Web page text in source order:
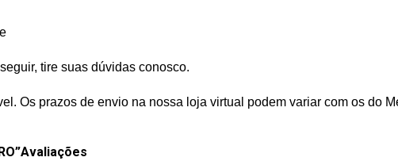
tire suas dúvidas conosco.
Os prazos de envio na nossa loja virtual podem variar com os do
Avaliações